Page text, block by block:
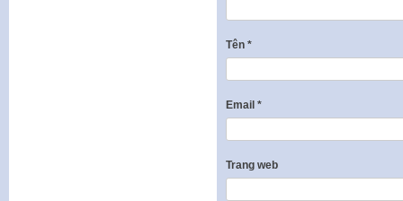
Tên *
Email *
Trang web